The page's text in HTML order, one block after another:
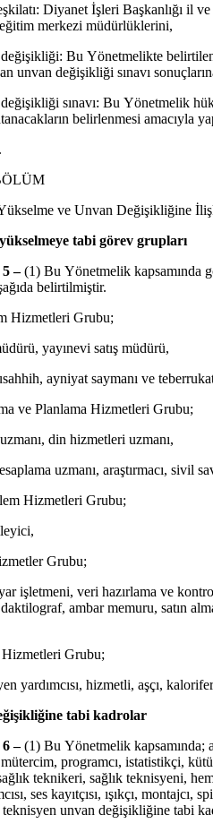
Diyanet İşleri Başkanlığı il
merkezi müdürlüklerini,
Bu Yönetmelikte
unvan değişikliği sınavı
sınavı: Bu Yönetmelik
belirlenmesi amacıyla
ve Unvan Değişikliğine
tabi görev grupları
–(1) Bu Yönetmelik kapsamında
belirtilmiştir.
Hizmetleri Grubu;
yayınevi satış müdürü,
ayniyat saymanı ve
ve Planlama Hizmetleri Grubu;
din hizmetleri uzmanı,
uzmanı, araştırmacı, sivil
Hizmetleri Grubu;
Grubu;
işletmeni, veri hazırlama ve
ambar memuru, satın
Grubu;
yardımcısı, hizmetli, aşçı,
tabi kadrolar
–(1) Bu Yönetmelik kapsamında;
programcı, istatistikçi,
teknikeri, sağlık teknisyeni,
ses kayıtçısı, ışıkçı,
teknisyen unvan değişikliğine tabi